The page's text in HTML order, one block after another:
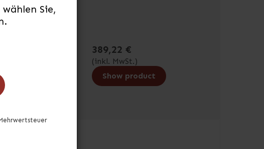
Sie,
389,22 €
(inkl. MwSt.)
Show product